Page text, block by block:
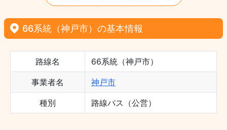
66系統（神戸市）の基本情報
路線名 66系統（神戸市）
事業者名 神戸市
種別 路線バス（公営）